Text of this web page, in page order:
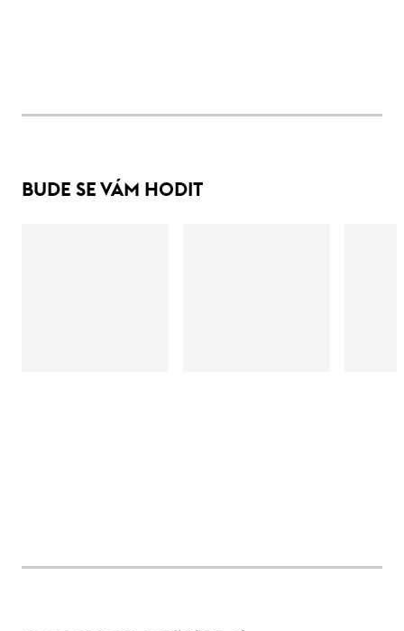
BUDE SE VÁM HODIT